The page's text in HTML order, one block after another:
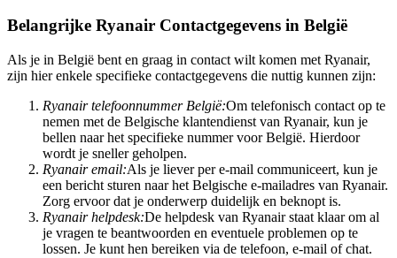
Belangrijke Ryanair Contactgegevens in België
Als je in België bent en graag in contact wilt komen met Ryanair,
zijn hier enkele specifieke contactgegevens die nuttig kunnen zijn:
Ryanair telefoonnummer België:Om telefonisch contact op te
nemen met de Belgische klantendienst van Ryanair, kun je
bellen naar het specifieke nummer voor België. Hierdoor
wordt je sneller geholpen.
Ryanair email:Als je liever per e-mail communiceert, kun je
een bericht sturen naar het Belgische e-mailadres van Ryanair.
Zorg ervoor dat je onderwerp duidelijk en beknopt is.
Ryanair helpdesk:De helpdesk van Ryanair staat klaar om al
je vragen te beantwoorden en eventuele problemen op te
lossen. Je kunt hen bereiken via de telefoon, e-mail of chat.